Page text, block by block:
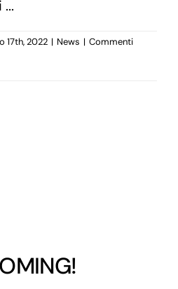
17th, 2022 | News | Commenti